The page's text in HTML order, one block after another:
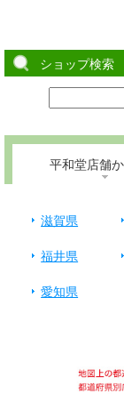
ショップ検索
平和堂店舗
滋賀県
福井県
愛知県